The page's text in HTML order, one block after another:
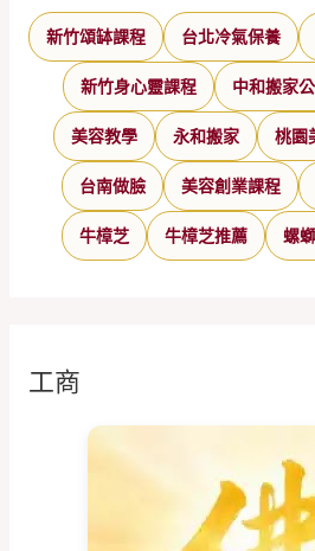
新竹頌缽課程 台北冷氣保養
新竹身心靈課程 中和搬家
美容教學 永和搬家 桃園
台南做臉 美容創業課程
牛樟芝 牛樟芝推薦 螺
工商